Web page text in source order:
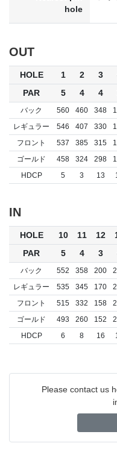
hole
OUT
HOLE 1 2 3
PAR
5 4 4
バック 560 460 348
レギュラー
546 407 330
フロント
537 385 315
ゴールド
458 324 298
HDCP
5 3 13
IN
HOLE 10 11 12
PAR
5 4 3
バック 552 358 200
レギュラー
535 345 170
フロント
515 332 158
ゴールド
493 260 152
HDCP
6 8 16
Please contact us